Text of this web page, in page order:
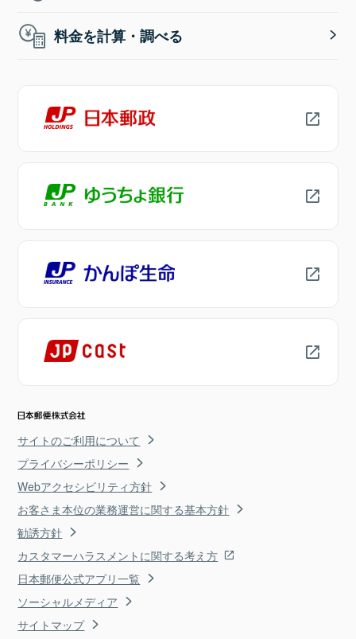
料金を計算・調べる
サイトのご利用について
プライバシーポリシー
Webアクセシビリティ方針
お客さま本位の業務運営に関する基本方針
勧誘方針
カスタマーハラスメントに関する考え方
日本郵便公式アプリ一覧
ソーシャルメディア
サイトマップ